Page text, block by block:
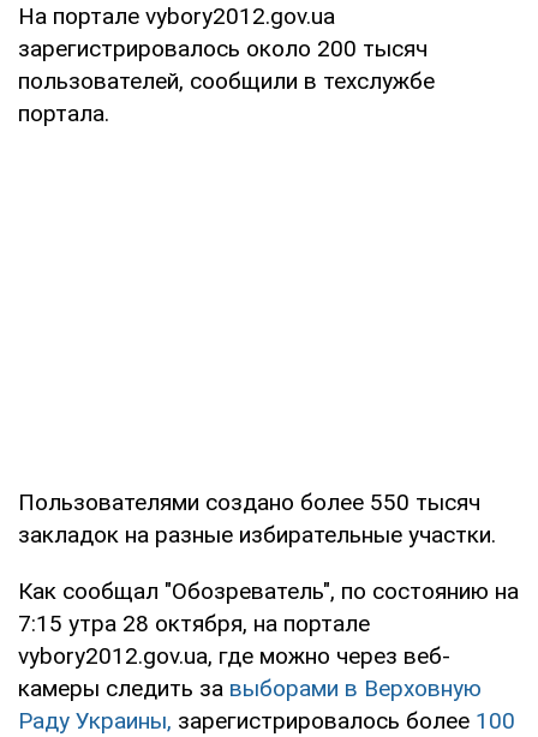
На портале vybory2012.gov.ua
зарегистрировалось около 200 тысяч
пользователей, сообщили в техслужбе
портала.
Пользователями создано более 550 тысяч
закладок на разные избирательные участки.
Как сообщал "Обозреватель", по состоянию на
7:15 утра 28 октября, на портале
vybory2012.gov.ua, где можно через веб-
камеры следить за выборами в Верховную
Раду Украины, зарегистрировалось более 100